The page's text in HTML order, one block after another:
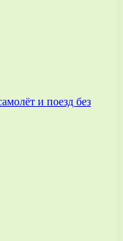
и поезд без